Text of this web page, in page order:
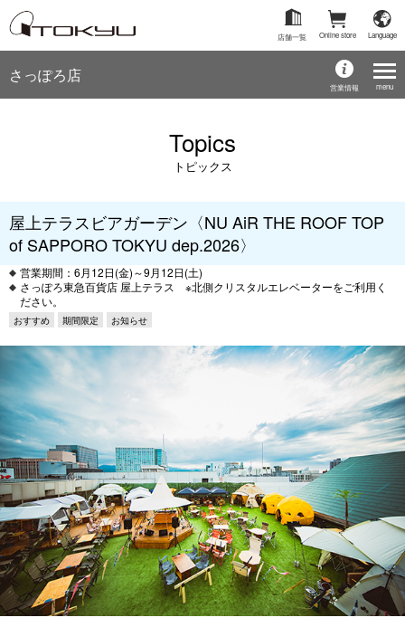
Language
Online store
店舗一覧
さっぽろ店
営業情報
Topics
トピックス
屋上テラスビアガーデン〈NU AiR THE ROOF TOP
of SAPPORO TOKYU dep.2026〉
営業期間：6月12日(金)～9月12日(土)
さっぽろ東急百貨店 屋上テラス ※北側クリスタルエレベーターをご利用く
ださい。
おすすめ 期間限定 お知らせ
menu